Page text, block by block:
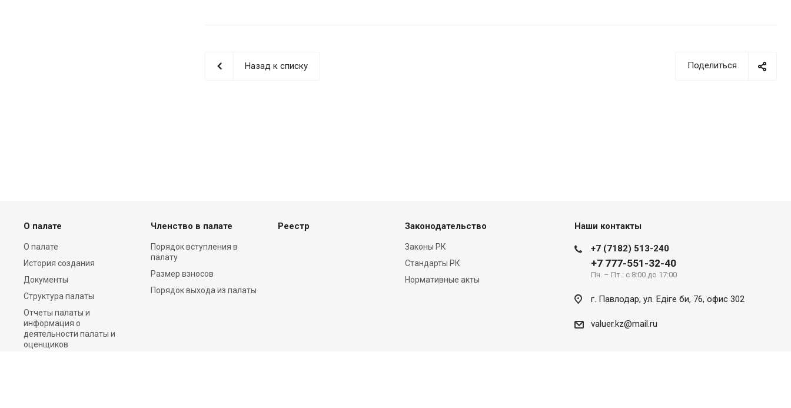
Поделиться
Назад к списку
О палате
О палате
История создания
Документы
Структура палаты
Отчеты палаты и
информация о
деятельности палаты и
оценщиков
Членство в палате
Порядок вступления в
палату
Размер взносов
Порядок выхода из палаты
Реестр Законодательство
Законы РК
Стандарты РК
Нормативные акты
Наши контакты
+7 (7182) 513-240
+7 777-551-32-40
Пн. – Пт.: с 8:00 до 17:00
г. Павлодар, ул. Eдіге би, 76, офис 302
valuer.kz@mail.ru